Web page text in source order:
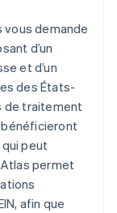
demande
d’un
et d’un
des États-
de traitement
bénéficieront
peut
permet
afin que